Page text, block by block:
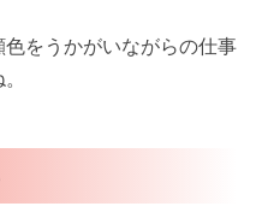
をうかがいながらの仕事